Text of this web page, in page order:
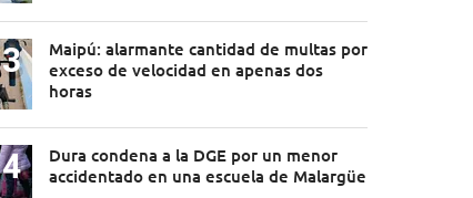
Maipú: alarmante cantidad de multas por
exceso de velocidad en apenas dos
horas
Dura condena a la DGE por un menor
accidentado en una escuela de Malargüe